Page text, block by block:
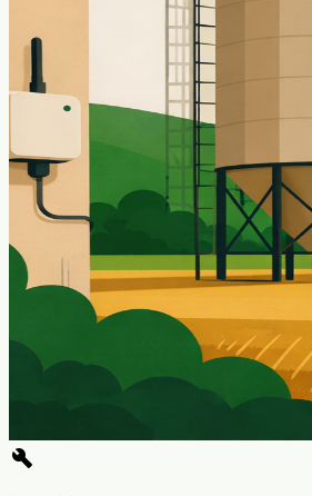
build